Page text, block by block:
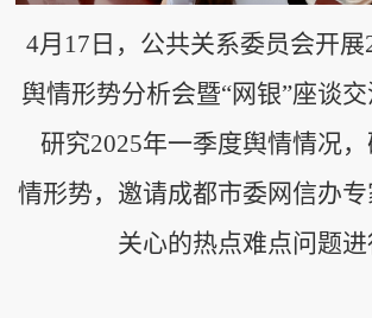
4月17日，公共关系委员会开展
舆情形势分析会暨“网银”座谈
研究2025年一季度舆情情况
情形势，邀请成都市委网信办
关心的热点难点问题